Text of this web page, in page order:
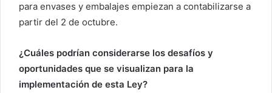
para envases y embalajes empiezan a contabilizarse a
partir del 2 de octubre.
¿Cuáles podrían considerarse los desafíos y
oportunidades que se visualizan para la
implementación de esta Ley?